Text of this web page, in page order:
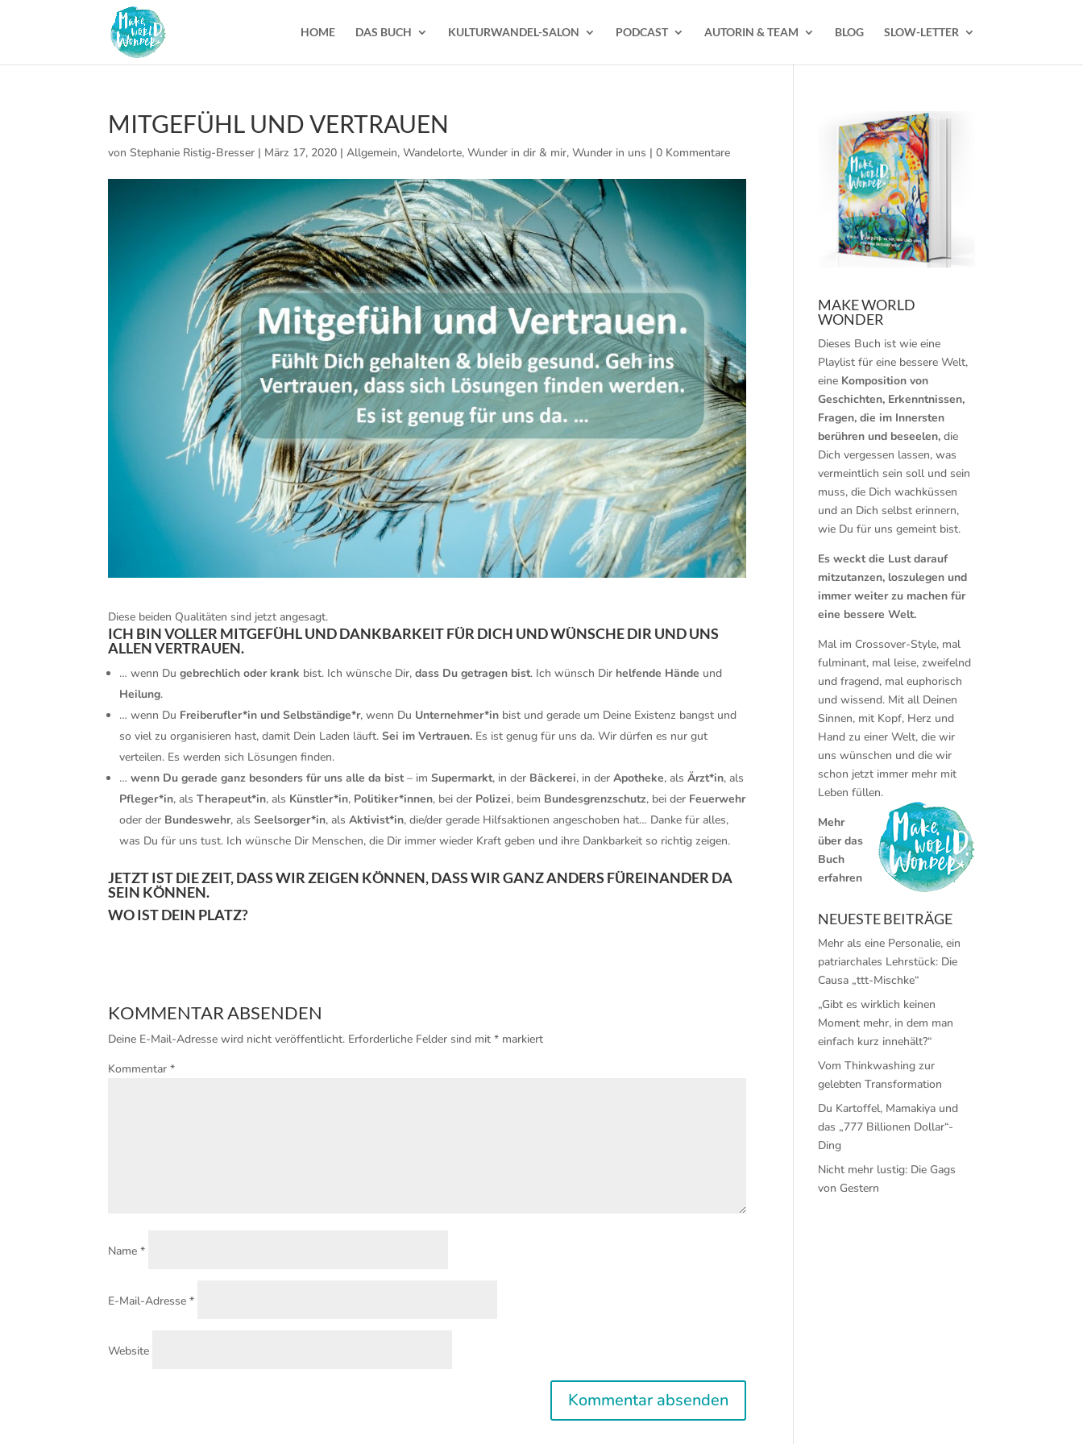
HOME DAS BUCH KULTURWANDEL-SALON PODCAST AUTORIN & TEAM BLOG SLOW-LETTER
MITGEFÜHL UND VERTRAUEN
vonStephanie Ristig-Bresser | März 17, 2020 |Allgemein,Wandelorte,Wunder in dir & mir,Wunder in uns |0 Kommentare
Diese beiden Qualitäten sind jetzt angesagt.
ICH BIN VOLLER MITGEFÜHL UND DANKBARKEIT FÜR DICH UND WÜNSCHE DIR UND UNS
ALLEN VERTRAUEN.
… wenn Dugebrechlich oder krank bist. Ich wünsche Dir,dass Du getragen bist. Ich wünsch Dir helfende Hände und
Heilung.
… wenn Du Freiberufler*in und Selbständige*r, wenn Du Unternehmer*in bist und gerade um Deine Existenz bangst und
so viel zu organisieren hast, damit Dein Laden läuft.Sei im Vertrauen. Es ist genug für uns da. Wir dürfen es nur gut
verteilen. Es werden sich Lösungen finden.
…wenn Du gerade ganz besonders für uns alle da bist– imSupermarkt, in der Bäckerei, in derApotheke, alsÄrzt*in, als
Pfleger*in, alsTherapeut*in, als Künstler*in, Politiker*innen, bei der Polizei, beim Bundesgrenzschutz, bei der Feuerwehr
oder der Bundeswehr, alsSeelsorger*in, alsAktivist*in, die/der gerade Hilfsaktionen angeschoben hat… Danke für alles,
was Du für uns tust. Ich wünsche Dir Menschen, die Dir immer wieder Kraft geben und ihre Dankbarkeit so richtig zeigen.
JETZT IST DIE ZEIT, DASS WIR ZEIGEN KÖNNEN, DASS WIR GANZ ANDERS FÜREINANDER DA
SEIN KÖNNEN.
WO IST DEIN PLATZ?
KOMMENTAR ABSENDEN
Deine E-Mail-Adresse wird nicht veröffentlicht. Erforderliche Felder sind mit* markiert
Kommentar*
Name*
E-Mail-Adresse*
Website
MAKE WORLD
WONDER
Dieses Buch ist wie eine
Playlist für eine bessere Welt,
eine Komposition von
Geschichten, Erkenntnissen,
Fragen, die im Innersten
berühren und beseelen, die
Dich vergessen lassen, was
vermeintlich sein soll und sein
muss, die Dich wachküssen
und an Dich selbst erinnern,
wie Du für uns gemeint bist.
Es weckt die Lust darauf
mitzutanzen, loszulegen und
immer weiter zu machen für
eine bessere Welt.
Mal im Crossover-Style, mal
fulminant, mal leise, zweifelnd
und fragend, mal euphorisch
und wissend. Mit all Deinen
Sinnen, mit Kopf, Herz und
Hand zu einer Welt, die wir
uns wünschen und die wir
schon jetzt immer mehr mit
Leben füllen.
Mehr
über das
Buch
erfahren
NEUESTE BEITRÄGE
Mehr als eine Personalie, ein
patriarchales Lehrstück: Die
Causa „ttt-Mischke“
„Gibt es wirklich keinen
Moment mehr, in dem man
einfach kurz innehält?“
Vom Thinkwashing zur
gelebten Transformation
Du Kartoffel, Mamakiya und
das „777 Billionen Dollar“-
Ding
Nicht mehr lustig: Die Gags
von Gestern